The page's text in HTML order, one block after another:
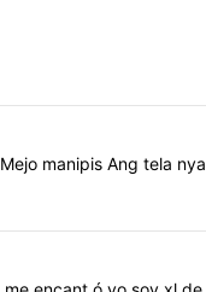
Mejo manipisAngtela nya